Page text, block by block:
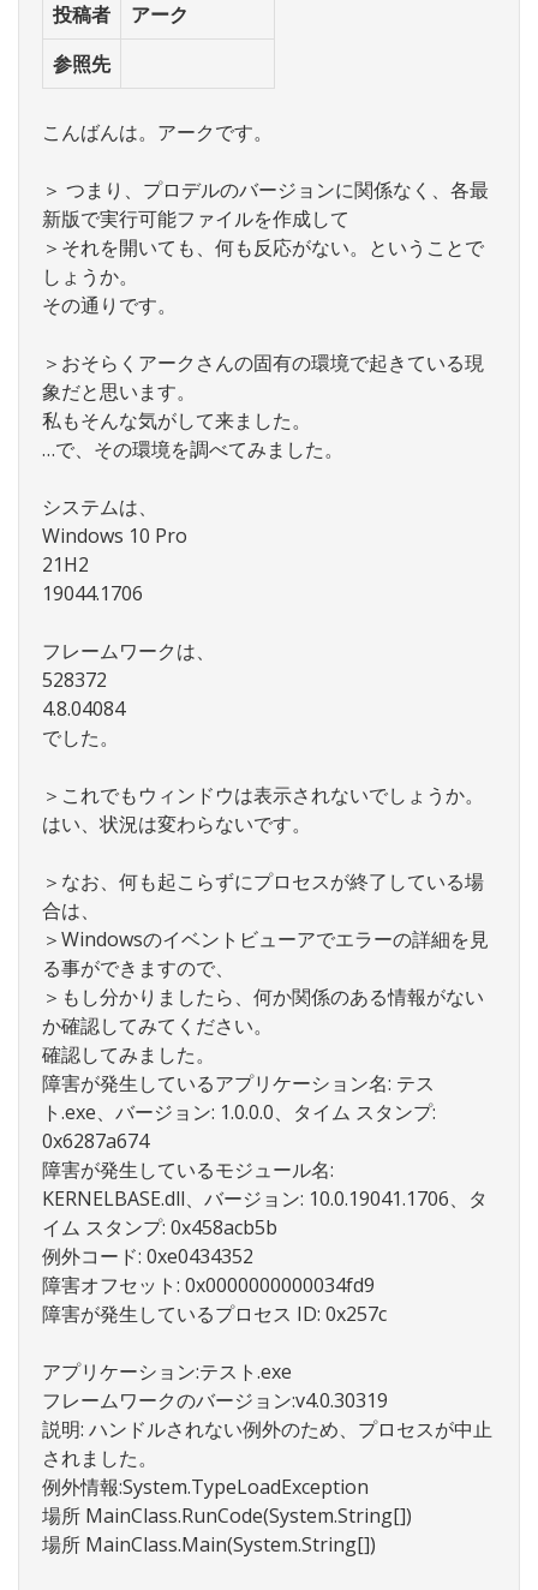
投稿者
アーク
参照先
こんばんは。アークです。
＞ つまり、プロデルのバージョンに関係なく、各最
新版で実行可能ファイルを作成して
＞それを開いても、何も反応がない。ということで
しょうか。
その通りです。
＞おそらくアークさんの固有の環境で起きている現
象だと思います。
私もそんな気がして来ました。
…で、その環境を調べてみました。
システムは、
Windows 10 Pro
21H2
19044.1706
フレームワークは、
528372
4.8.04084
でした。
＞これでもウィンドウは表示されないでしょうか。
はい、状況は変わらないです。
＞なお、何も起こらずにプロセスが終了している場
合は、
＞Windowsのイベントビューアでエラーの詳細を見
る事ができますので、
＞もし分かりましたら、何か関係のある情報がない
か確認してみてください。
確認してみました。
障害が発生しているアプリケーション名: テス
ト.exe、バージョン: 1.0.0.0、タイム スタンプ:
0x6287a674
障害が発生しているモジュール名:
KERNELBASE.dll、バージョン: 10.0.19041.1706、タ
イム スタンプ: 0x458acb5b
例外コード: 0xe0434352
障害オフセット: 0x0000000000034fd9
障害が発生しているプロセス ID: 0x257c
アプリケーション:テスト.exe
フレームワークのバージョン:v4.0.30319
説明: ハンドルされない例外のため、プロセスが中止
されました。
例外情報:System.TypeLoadException
場所 MainClass.RunCode(System.String[])
場所 MainClass.Main(System.String[])